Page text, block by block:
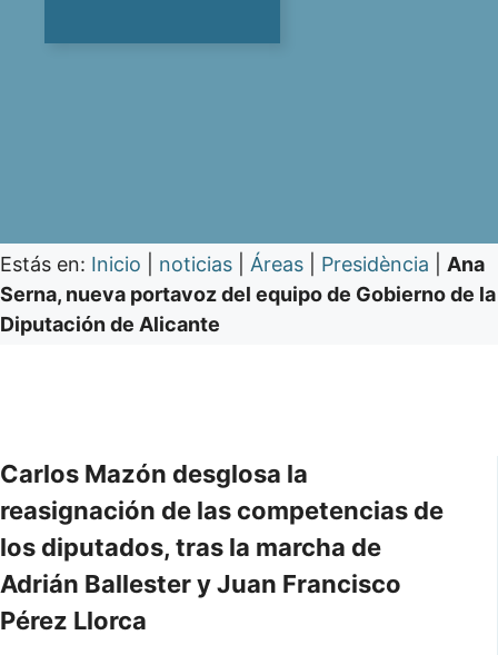
Estás en: Inicio noticias Áreas Presidència
Ana
Serna, nueva portavoz del equipo de Gobierno de la
Diputación de Alicante
Carlos Mazón desglosa la
reasignación de las competencias de
los diputados, tras la marcha de
Adrián Ballester y Juan Francisco
Pérez Llorca